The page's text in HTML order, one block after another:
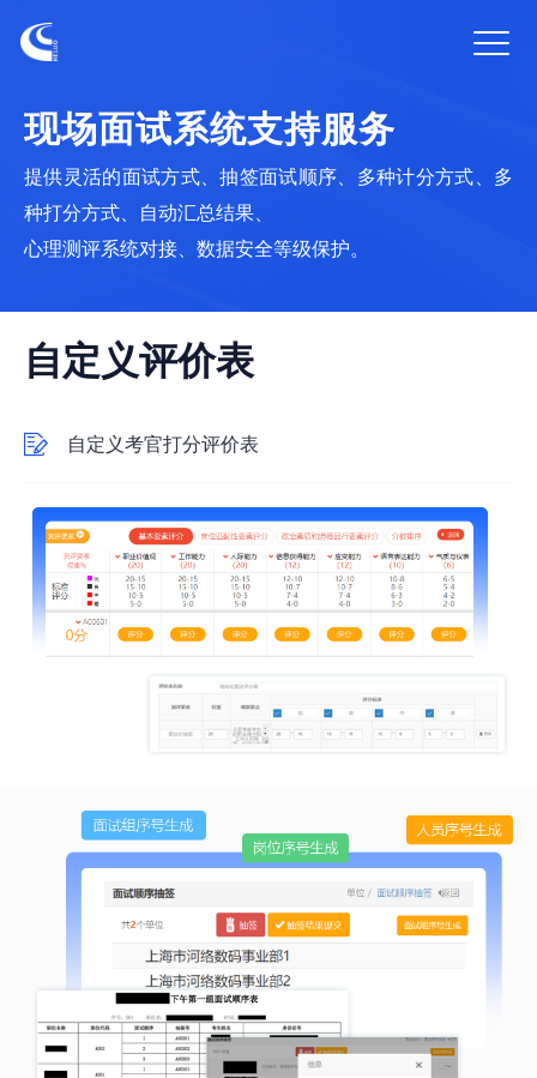
现场面试系统支持服务
提供灵活的面试方式、抽签面试顺序、多种计分方式、多
种打分方式、自动汇总结果、
心理测评系统对接、数据安全等级保护。
自定义评价表
自定义考官打分评价表